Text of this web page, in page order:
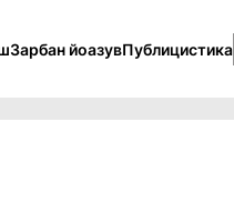
Зарбан йоазувПублицистика